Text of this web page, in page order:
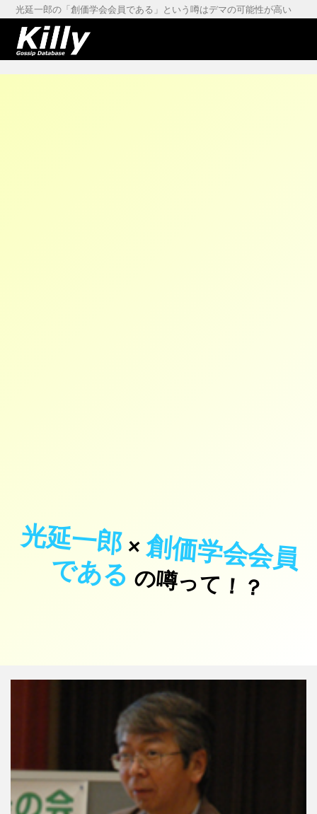
光延一郎の「創価学会会員である」という噂はデマの可能性が高い
光延一郎×創
価
学
会
会
員
で あ
る の噂って！？